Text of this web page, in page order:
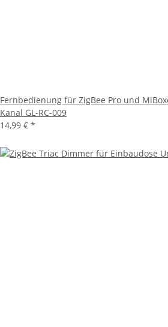
Fernbedienung für ZigBee Pro und
Kanal GL-RC-009
14,99 € *